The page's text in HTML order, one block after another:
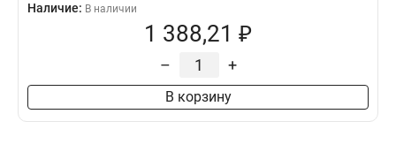
136х212х32мм
Наличие: В наличии
1 388,21 ₽
– +
В корзину